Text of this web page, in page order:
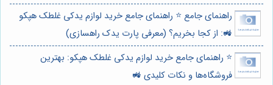
راهنمای جامع ⭐️ راهنمای جامع خرید لوازم یدکی غلطک هپکو
🚜: از کجا بخریم؟ (معرفی پارت یدک راهسازی)
⭐️ راهنمای جامع خرید لوازم یدکی غلطک هپکو: بهترین
فروشگاه‌ها و نکات کلیدی 🚜